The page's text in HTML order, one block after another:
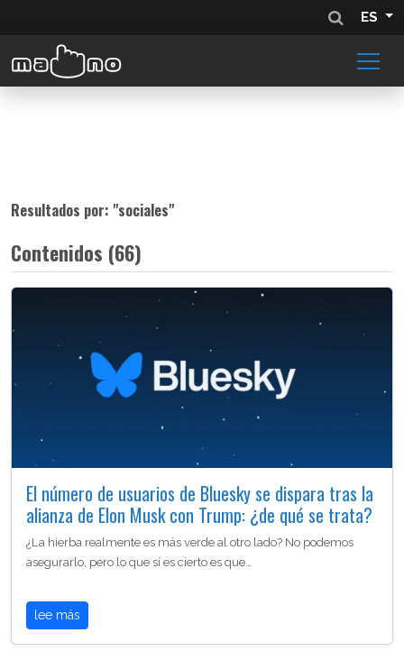
ES
Resultados por: "sociales"
Contenidos (66)
El número de usuarios de Bluesky se dispara tras la
alianza de Elon Musk con Trump: ¿de qué se trata?
¿La hierba realmente es más verde al otro lado? No podemos
asegurarlo, pero lo que sí es cierto es que…
lee más